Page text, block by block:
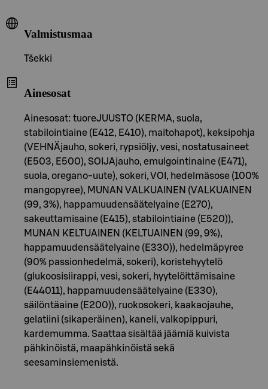
Valmistusmaa
Tšekki
Ainesosat
Ainesosat: tuoreJUUSTO (KERMA, suola,
stabilointiaine (E412, E410), maitohapot), keksipohja
(VEHNÄjauho, sokeri, rypsiöljy, vesi, nostatusaineet
(E503, E500), SOIJAjauho, emulgointinaine (E471),
suola, oregano-uute), sokeri, VOI, hedelmäsose (100%
mangopyree), MUNAN VALKUAINEN (VALKUAINEN
(99, 3%), happamuudensäätelyaine (E270),
sakeuttamisaine (E415), stabilointiaine (E520)),
MUNAN KELTUAINEN (KELTUAINEN (99, 9%),
happamuudensäätelyaine (E330)), hedelmäpyree
(90% passionhedelmä, sokeri), koristehyytelö
(glukoosisiirappi, vesi, sokeri, hyytelöittämisaine
(E44011), happamuudensäätelyaine (E330),
säilöntäaine (E200)), ruokosokeri, kaakaojauhe,
gelatiini (sikaperäinen), kaneli, valkopippuri,
kardemumma. Saattaa sisältää jäämiä kuivista
pähkinöistä, maapähkinöistä sekä
seesaminsiemenistä.